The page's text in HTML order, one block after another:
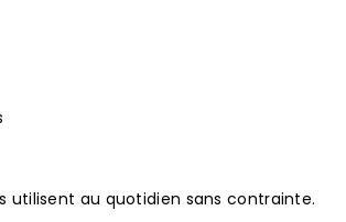
utilisent au quotidien sans contrainte.